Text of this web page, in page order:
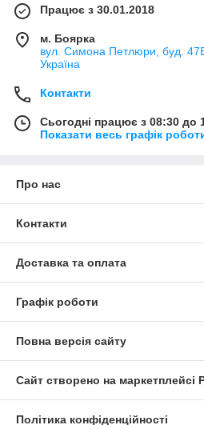
Працює з 30.01.2018
м. Боярка
вул. Симона Петлюри, буд.
Україна
Контакти
Сьогодні працює з 08:30 до
Показати весь графік
Про нас
Контакти
Доставка та оплата
Графік роботи
Повна версія сайту
Сайт створено на маркетплейсі
Політика конфіденційності